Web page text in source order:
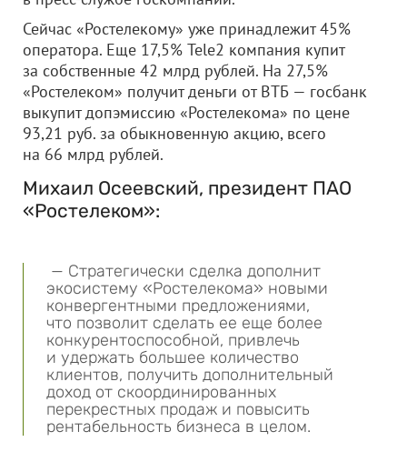
Сейчас «Ростелекому» уже принадлежит 45%
оператора. Еще 17,5% Tele2 компания купит
за собственные 42 млрд рублей. На 27,5%
«Ростелеком» получит деньги от ВТБ — госбанк
выкупит допэмиссию «Ростелекома» по цене
93,21 руб. за обыкновенную акцию, всего
на 66 млрд рублей.
Михаил Осеевский, президент ПАО
«Ростелеком»:
— Стратегически сделка дополнит
экосистему «Ростелекома» новыми
конвергентными предложениями,
что позволит сделать ее еще более
конкурентоспособной, привлечь
и удержать большее количество
клиентов, получить дополнительный
доход от скоординированных
перекрестных продаж и повысить
рентабельность бизнеса в целом.